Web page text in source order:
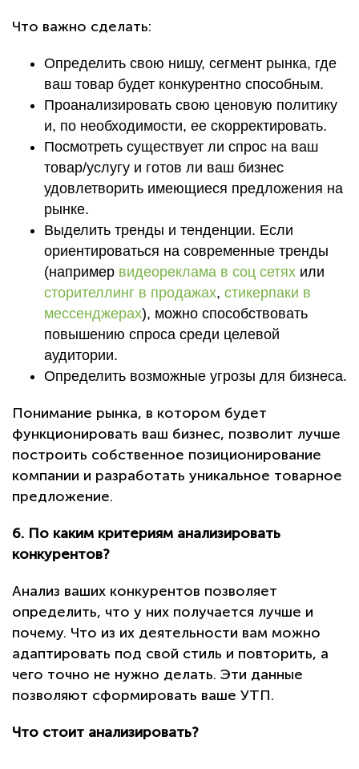
Что важно сделать:
Определить свою нишу, сегмент рынка, где
ваш товар будет конкурентно способным.
Проанализировать свою ценовую политику
и, по необходимости, ее скорректировать.
Посмотреть существует ли спрос на ваш
товар/услугу и готов ли ваш бизнес
удовлетворить имеющиеся предложения на
рынке.
Выделить тренды и тенденции. Если
ориентироваться на современные тренды
(например видеореклама в соц сетях или
сторителлинг в продажах, стикерпаки в
мессенджерах), можно способствовать
повышению спроса среди целевой
аудитории.
Определить возможные угрозы для бизнеса.
Понимание рынка, в котором будет
функционировать ваш бизнес, позволит лучше
построить собственное позиционирование
компании и разработать уникальное товарное
предложение.
6. По каким критериям анализировать
конкурентов?
Анализ ваших конкурентов позволяет
определить, что у них получается лучше и
почему. Что из их деятельности вам можно
адаптировать под свой стиль и повторить, а
чего точно не нужно делать. Эти данные
позволяют сформировать ваше УТП.
Что стоит анализировать?